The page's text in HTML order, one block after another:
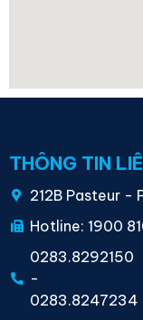
THÔNG TIN
212B Pasteur -
Hotline: 1900
0283.8292150
-
0283.8247234